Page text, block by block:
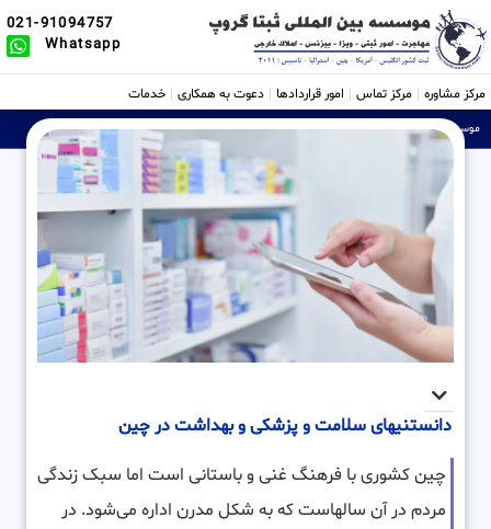
021-91094757
Whatsapp
مرکز مشاوره مرکز تماس امور قراردادها دعوت به همکاری خدمات
موسسه ثبتی، حقوقی و بین الملل Sabtta »دانستنیهای سلامت و پزشکی و بهداشت در چین
دانستنیهای سلامت و پزشکی و بهداشت در چین
چین کشوری با فرهنگ غنی و باستانی است اما سبک زندگی
مردم در آن سالهاست که به شکل مدرن اداره می‌شود. در